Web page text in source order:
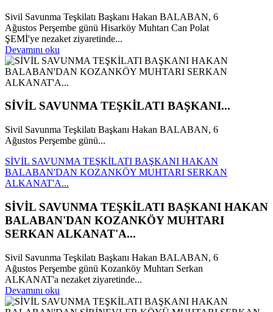
Sivil Savunma Teşkilatı Başkanı Hakan BALABAN, 6
Ağustos Perşembe günü Hisarköy Muhtarı Can Polat
ŞEMİ'ye nezaket ziyaretinde...
Devamını oku
SİVİL SAVUNMA TEŞKİLATI BAŞKANI...
Sivil Savunma Teşkilatı Başkanı Hakan BALABAN, 6
Ağustos Perşembe günü...
SİVİL SAVUNMA TEŞKİLATI BAŞKANI HAKAN
BALABAN'DAN KOZANKÖY MUHTARI SERKAN
ALKANAT'A...
SİVİL SAVUNMA TEŞKİLATI BAŞKANI HAKAN
BALABAN'DAN KOZANKÖY MUHTARI
SERKAN ALKANAT'A...
Sivil Savunma Teşkilatı Başkanı Hakan BALABAN, 6
Ağustos Perşembe günü Kozanköy Muhtarı Serkan
ALKANAT'a nezaket ziyaretinde...
Devamını oku